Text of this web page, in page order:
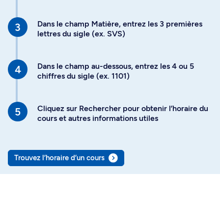
Dans le champ Matière, entrez les 3 premières
lettres du sigle (ex. SVS)
Dans le champ au-dessous, entrez les 4 ou 5
chiffres du sigle (ex. 1101)
Cliquez sur Rechercher pour obtenir l’horaire du
cours et autres informations utiles
Trouvez l’horaire d’un cours